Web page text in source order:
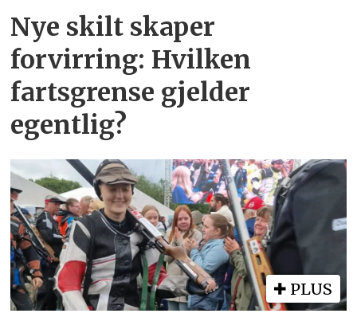
Nye skilt skaper
forvirring: Hvilken
fartsgrense gjelder
egentlig?
PLUS